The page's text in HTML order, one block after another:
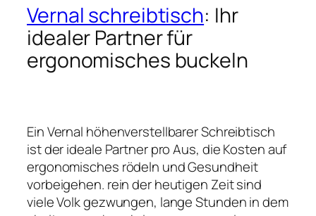
Vernal schreibtisch: Ihr
idealer Partner für
ergonomisches buckeln
Ein Vernal höhenverstellbarer Schreibtisch
ist der ideale Partner pro Aus, die Kosten auf
ergonomisches rödeln und Gesundheit
vorbeigehen. rein der heutigen Zeit sind
viele Volk gezwungen, lange Stunden in dem